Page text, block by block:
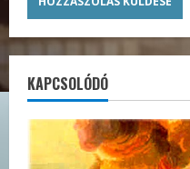
KAPCSOLÓDÓ